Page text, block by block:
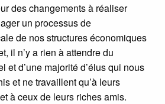
des changements à réaliser
un processus de
de nos structures économiques
il n’y a rien à attendre du
et d’une majorité d’élus qui nous
et ne travaillent qu’à leurs
à ceux de leurs riches amis.